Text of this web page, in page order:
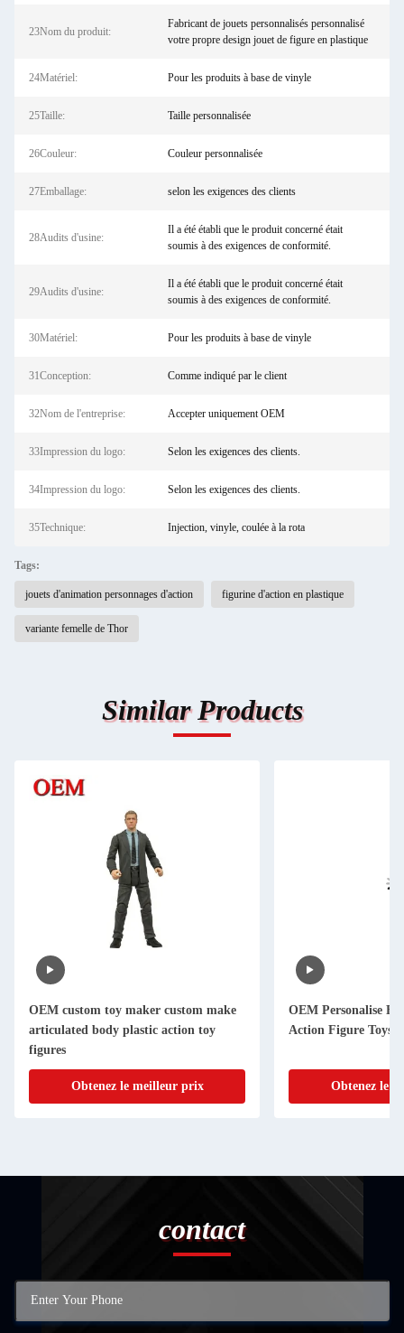
23Nom du produit:
Fabricant de jouets personnalisés personnalisé
votre propre design jouet de figure en plastique
24Matériel: Pour les produits à base de vinyle
25Taille: Taille personnalisée
26Couleur: Couleur personnalisée
27Emballage: selon les exigences des clients
28Audits d'usine:
Il a été établi que le produit concerné était
soumis à des exigences de conformité.
29Audits d'usine:
Il a été établi que le produit concerné était
soumis à des exigences de conformité.
30Matériel: Pour les produits à base de vinyle
31Conception: Comme indiqué par le client
32Nom de l'entreprise: Accepter uniquement OEM
33Impression du logo: Selon les exigences des clients.
34Impression du logo: Selon les exigences des clients.
35Technique: Injection, vinyle, coulée à la rota
Tags:
jouets d'animation personnages d'action figurine d'action en plastique
variante femelle de Thor
Similar Products
OEM custom toy maker custom make
articulated body plastic action toy
figures
Obtenez le meilleur prix
OEM Personalise
Action Figure Toys
Obtenez le
contact